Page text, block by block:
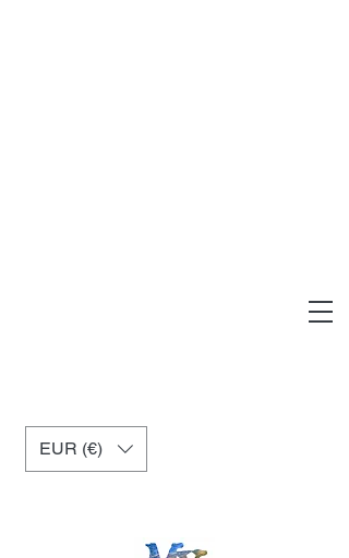
EUR (€)